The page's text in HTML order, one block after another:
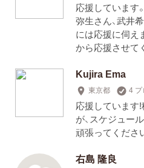
応援しています
弥生さん、武井
には応援に伺え
から応援させて
Kujira Ema
東京都 4 プ
応援しています
が、スケジュー
頑張ってくださ
右島 隆良